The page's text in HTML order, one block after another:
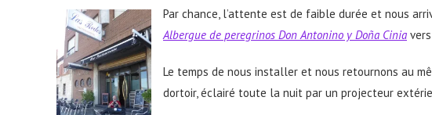
Par chance, l’attente est de faible durée et nous
Albergue de peregrinos Don Antonino y Doña Cinia
Le temps de nous installer et nous retournons au
dortoir, éclairé toute la nuit par un projecteur